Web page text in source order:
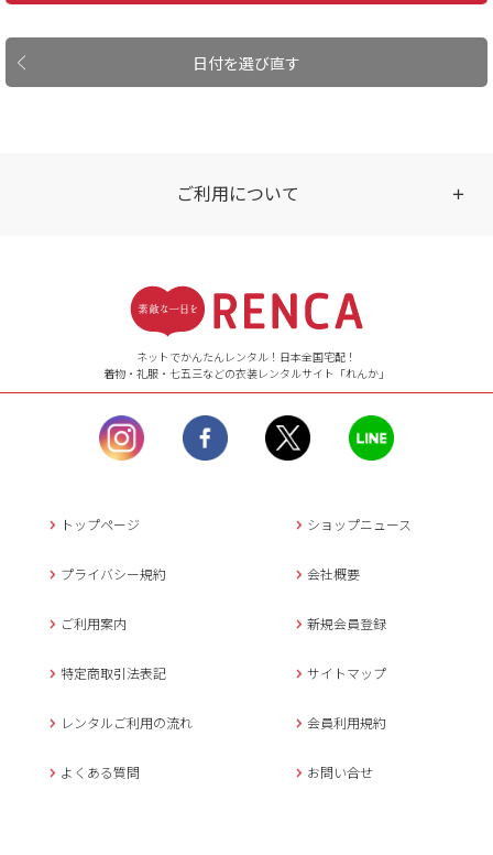
日付を選び直す
ご利用について
【ご注文（インターネット）】
24時間年中無休
【お問い合わせ窓口（メー
ル）】10:00~17:00
土曜日、日曜日、臨
時休業日を除く。
営業時間外にいただ
返信させていただきま
年末年始、大型連休
メールでのお問い合わせ
ネットでかんたんレンタル！日本全国宅配！
着物・礼服・七五三などの衣装レンタルサイト「れんか」
トップページ ショップニュース
プライバシー規約 会社概要
ご利用案内 新規会員登録
特定商取引法表記 サイトマップ
レンタルご利用の流れ 会員利用規約
よくある質問 お問い合せ